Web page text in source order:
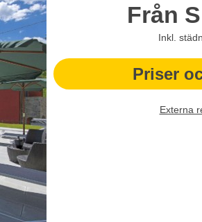
Från
Inkl.
Priser
Externa